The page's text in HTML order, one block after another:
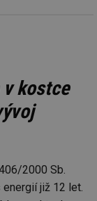
kostce
2000 Sb.
již 12 let.